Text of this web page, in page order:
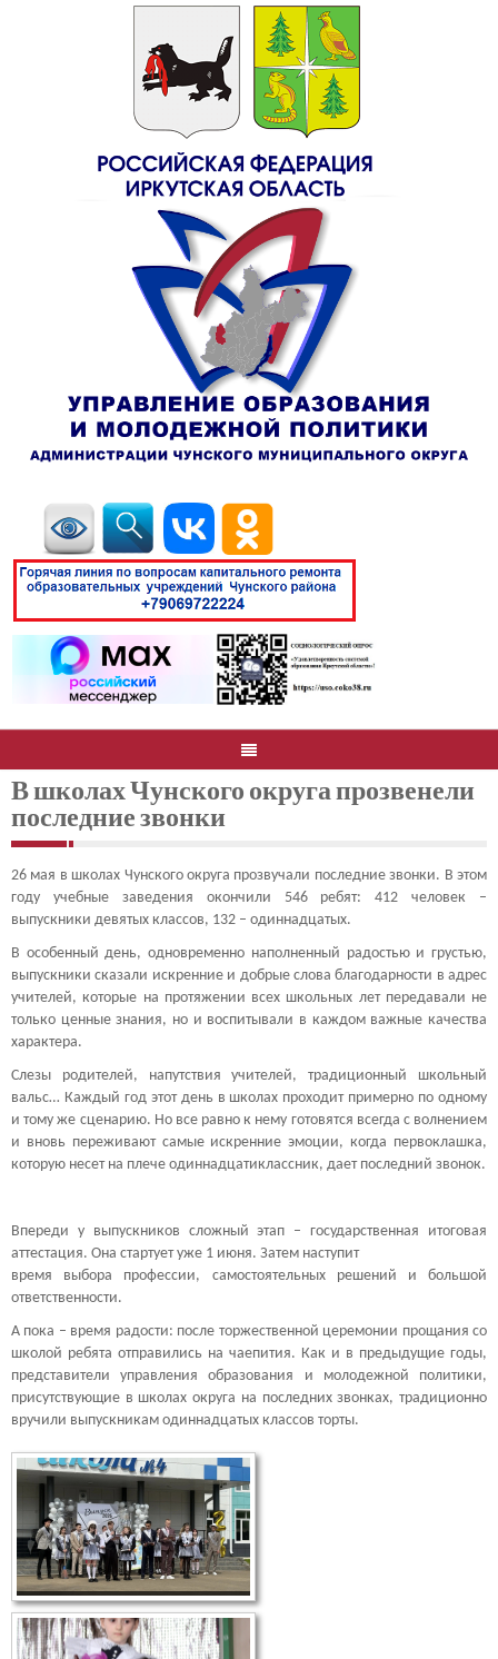
В школах Чунского округа прозвенели
последние звонки
26 мая в школах Чунского округа прозвучали последние звонки. В этом
году учебные заведения окончили 546 ребят: 412 человек –
выпускники девятых классов, 132 – одиннадцатых.
В особенный день, одновременно наполненный радостью и грустью,
выпускники сказали искренние и добрые слова благодарности в адрес
учителей, которые на протяжении всех школьных лет передавали не
только ценные знания, но и воспитывали в каждом важные качества
характера.
Слезы родителей, напутствия учителей, традиционный школьный
вальс… Каждый год этот день в школах проходит примерно по одному
и тому же сценарию. Но все равно к нему готовятся всегда с волнением
и вновь переживают самые искренние эмоции, когда первоклашка,
которую несет на плече одиннадцатиклассник, дает последний звонок.
Впереди у выпускников сложный этап – государственная итоговая
аттестация. Она стартует уже 1 июня. Затем наступит
время выбора профессии, самостоятельных решений и большой
ответственности.
А пока – время радости: после торжественной церемонии прощания со
школой ребята отправились на чаепития. Как и в предыдущие годы,
представители управления образования и молодежной политики,
присутствующие в школах округа на последних звонках, традиционно
вручили выпускникам одиннадцатых классов торты.